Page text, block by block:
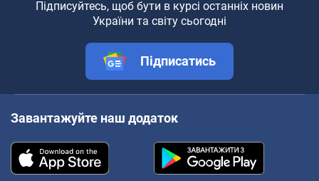
Підписуйтесь, щоб бути в курсі останніх новин
України та світу сьогодні
Підписатись
Завантажуйте наш додаток